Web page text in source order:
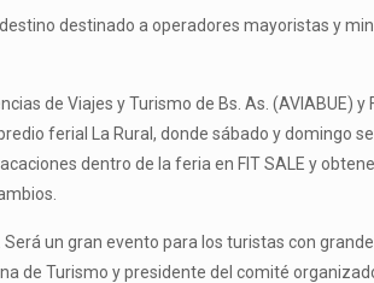
destinado a operadores mayoristas y
de Viajes y Turismo de Bs. As. (AVIABUE) y
ferial La Rural, donde sábado y domingo
dentro de la feria en FIT SALE y
un gran evento para los turistas con
de Turismo y presidente del comité